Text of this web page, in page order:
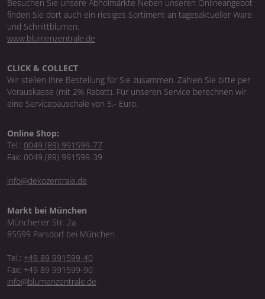
Besuchen Sie unsere Abholmärkte Neben unseren Onlineangebot
finden Sie dort auch ein riesiges Sortiment an tagesaktueller Ware
und Schnittblumen.
www.blumenzentrale.de
CLICK & COLLECT
Wir stellen Ihre Bestellung für Sie zusammen. Zahlen Sie bitte per
Vorauskasse (mit 2% Rabatt). Für unseren Service berechnen wir
eine Servicepauschale von 5,- Euro.
Online Shop:
Tel.: 0049 (89) 991599-77
Fax: 0049 (89) 991599-39
info@dekozentrale.de
Markt bei München
Münchener Str. 2a
85599 Parsdorf bei München
Tel.: +49 89 991599-40
Fax: +49 89 991599-90
info@blumenzentrale.de